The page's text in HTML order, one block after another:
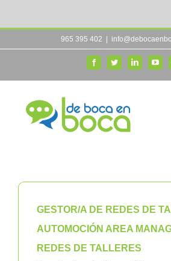
965 395 402
FacebookTwitterLinkedIn
GESTOR/A DE REDES DE
AUTOMOCIÓN AREA
REDES DE TALLERES